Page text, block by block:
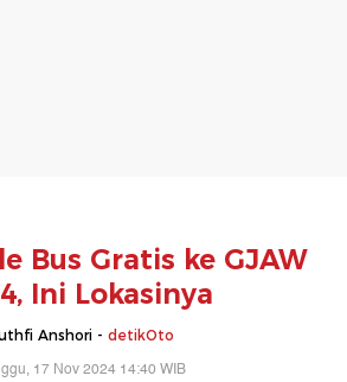
Bus Gratis ke GJAW
Ini Lokasinya
Anshori - detikOto
17 Nov 2024 14:40 WIB